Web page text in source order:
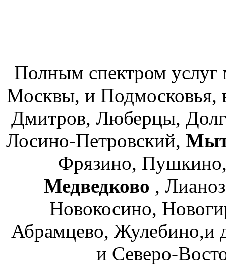
Полным спектром услуг
Москвы, и Подмосковья,
Дмитров, Люберцы,
Лосино-Петровский,
Фрязино,
Медведково ,
Новокосино,
Абрамцево,
и Северо-